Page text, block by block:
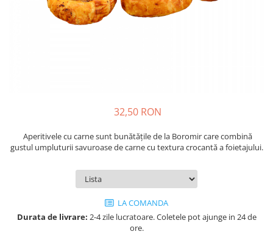
Cozonac cu Unt
Fursecuri
32,50 RON
Aperitivele cu carne sunt bunătățile de la Boromir care combină
gustul umpluturii savuroase de carne cu textura crocantă a foietajului.
LA COMANDA
Durata de livrare: 2-4 zile lucratoare. Coletele pot ajunge in 24 de
ore.